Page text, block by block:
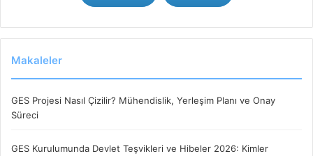
Makaleler
GES Projesi Nasıl Çizilir? Mühendislik, Yerleşim Planı ve Onay
Süreci
GES Kurulumunda Devlet Teşvikleri ve Hibeler 2026: Kimler